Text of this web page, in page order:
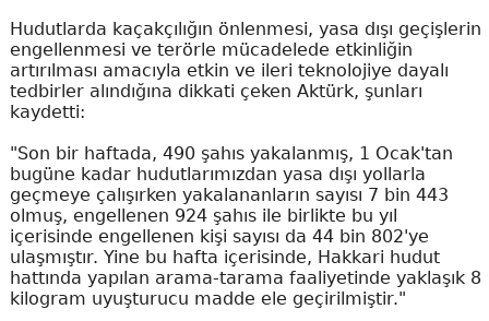
Hudutlarda kaçakçılığın önlenmesi, yasa dışı geçişlerin
engellenmesi ve terörle mücadelede etkinliğin
artırılması amacıyla etkin ve ileri teknolojiye dayalı
tedbirler alındığına dikkati çeken Aktürk, şunları
kaydetti:
"Son bir haftada, 490 şahıs yakalanmış, 1 Ocak'tan
bugüne kadar hudutlarımızdan yasa dışı yollarla
geçmeye çalışırken yakalananların sayısı 7 bin 443
olmuş, engellenen 924 şahıs ile birlikte bu yıl
içerisinde engellenen kişi sayısı da 44 bin 802'ye
ulaşmıştır. Yine bu hafta içerisinde, Hakkari hudut
hattında yapılan arama-tarama faaliyetinde yaklaşık 8
kilogram uyuşturucu madde ele geçirilmiştir."